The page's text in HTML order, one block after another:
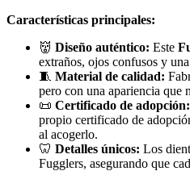
Características principales:
👹 Diseño auténtico: Este
extraños, ojos confusos y
🧵 Material de calidad:
pero con una apariencia
📜 Certificado de adopción:
propio certificado de
al acogerlo.
🦷 Detalles únicos: Los
Fugglers, asegurando que